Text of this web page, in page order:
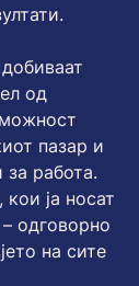
од
пазар и
работа.
ја носат
– одговорно
на сите